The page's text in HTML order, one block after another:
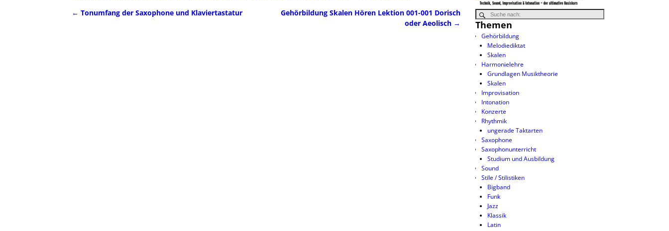
← Tonumfang der Saxophone und Klaviertastatur
Gehörbildung Skalen Hören Lektion 001-001 Dorisch
oder Aeolisch → Themen
Gehörbildung
Melodiediktat
Skalen
Harmonielehre
Grundlagen Musiktheorie
Skalen
Improvisation
Intonation
Konzerte
Rhythmik
ungerade Taktarten
Saxophone
Saxophonunterricht
Studium und Ausbildung
Sound
Stile / Stilistiken
Bigband
Funk
Jazz
Klassik
Latin